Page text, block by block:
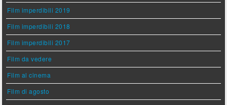
Film imperdibili 2019
Film imperdibili 2018
Film imperdibili 2017
Film da vedere
Film al cinema
Film di agosto